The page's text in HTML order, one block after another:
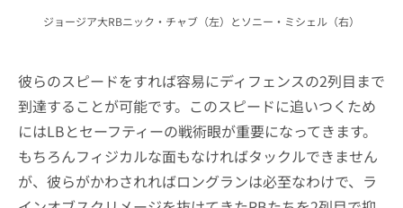
ジョージア大RBニック・チャブ（左）とソニー・ミシェル（右）
彼らのスピードをすれば容易にディフェンスの2列目まで
到達することが可能です。このスピードに追いつくため
にはLBとセーフティーの戦術眼が重要になってきます。
もちろんフィジカルな面もなければタックルできません
が、彼らがかわされればロングランは必至なわけで、ラ